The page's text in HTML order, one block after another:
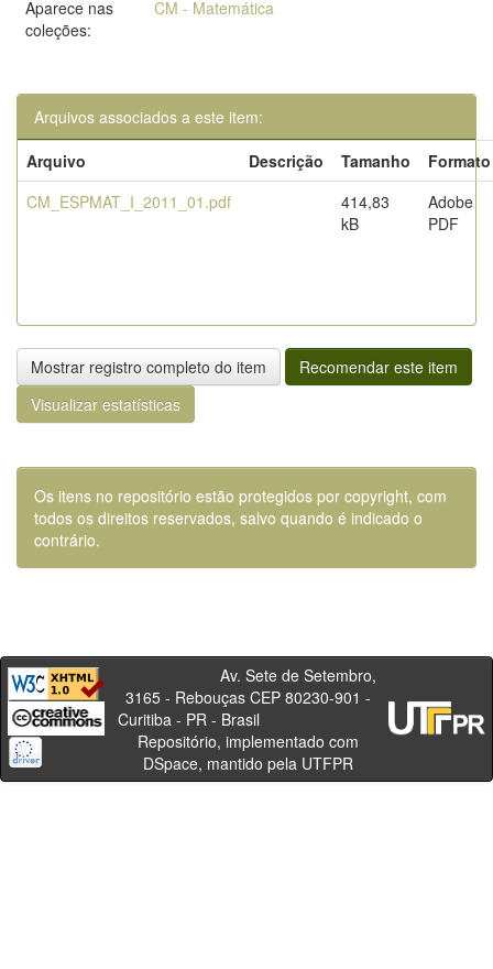
Aparece nas
coleções:
CM - Matemática
Arquivos associados a este item:
Arquivo
Descrição Tamanho
Formato
CM_ESPMAT_I_2011_01.pdf
414,83
kB
Adobe
PDF
Mostrar registro completo do item
Recomendar este item
Visualizar estatísticas
Os itens no repositório estão protegidos por copyright, com
todos os direitos reservados, salvo quando é indicado o
contrário.
Av. Sete de Setembro,
3165 - Rebouças CEP 80230-901 -
Curitiba - PR - Brasil
Repositório, implementado com
DSpace, mantido pela UTFPR